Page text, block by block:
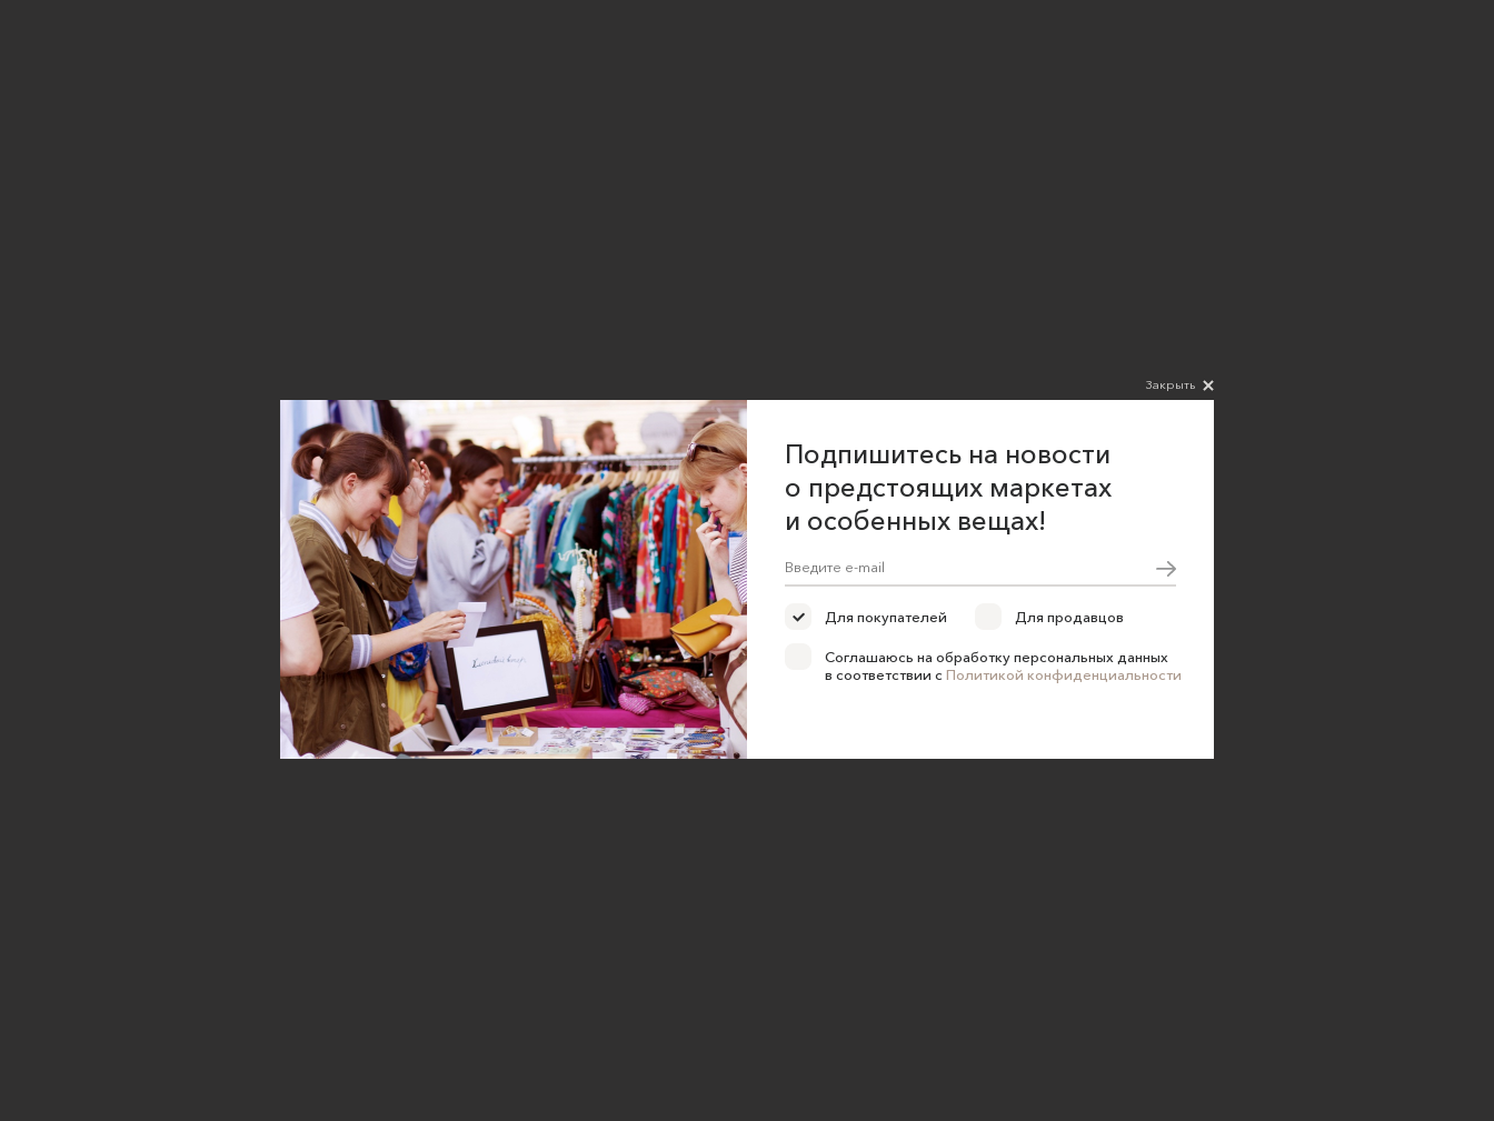
Закрыть
Подпишитесь на новости
о предстоящих маркетах
и особенных вещах!
Для покупателей Для продавцов
Соглашаюсь на обработку персональных данных
в соответствии с Политикой конфиденциальности